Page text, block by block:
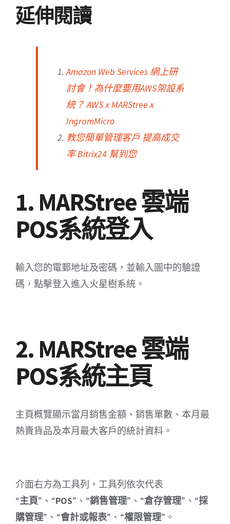
延伸閱讀
Amazon Web Services 網上研
討會！為什麼要用AWS架設系
統？ AWS x MARStree x
IngramMicro
教您簡單管理客戶 提高成交
率 Bitrix24 幫到您
1. MARStree 雲端
POS系統登入
輸入您的電郵地址及密碼，並輸入圖中的驗證
碼，點擊登入進入火星樹系統。
2. MARStree 雲端
POS系統主頁
主頁概覽顯示當月銷售金額、銷售單數、本月最
熱賣貨品及本月最大客戶的統計資料。
介面右方為工具列，工具列依次代表
“主頁”、“POS”、“銷售管理”、“倉存管理”、“採
購管理”、“會計或報表”、“權限管理”。